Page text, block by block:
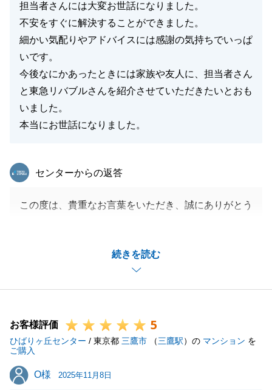
今後とも東急リバブルをご愛顧の程、よろしくお願い
いたします。
閉じる
担当者さんには大変お世話になりました。
不安をすぐに解決することができました。
細かい気配りやアドバイスには感謝の気持ちでいっぱ
いです。
今後なにかあったときには家族や友人に、担当者さん
と東急リバブルさんを紹介させていただきたいとおも
いました。
本当にお世話になりました。
続きを読む
東急リバブル
センターからの返答
この度は、貴重なお言葉をいただき、誠にありがとう
者として非常にうれしいです。
U様にご安心いただき、気持ちよくお取引を終えてい
ただくことができましたなら、これ以上の喜びはござ
また、「家族や友人に紹介したい」と思っていただけ
たことは、東急リバブルにとっても、私個人にとって
も最高の賛辞でございます。
この度の経験を活かし、今後もより一層、お客様一人
お客様評価 5
ひばりヶ丘センター / 東京都 三鷹市 （三鷹駅）の マンション を
ご購入
O様
O様 2025年11月8日